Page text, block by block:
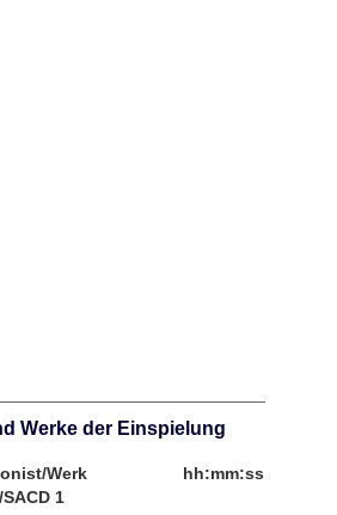
Werke der Einspielung
Werk
hh:mm:ss
SACD 1